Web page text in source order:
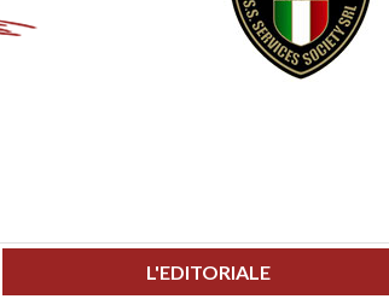
L'EDITORIALE